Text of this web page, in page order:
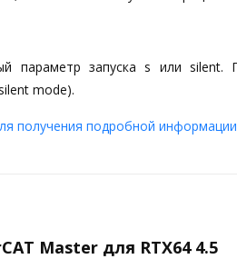
параметр запуска s или silent.
mode).
получения подробной
Master для RTX64 4.5